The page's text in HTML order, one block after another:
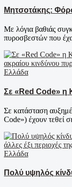
Μητσοτάκης:
Με λόγια βαθιάς
πυροσβεστών που
Ελλάδα
Σε «Red Code» η
Σε κατάσταση
Code») έχουν τεθεί
Ελλάδα
Πολύ υψηλός